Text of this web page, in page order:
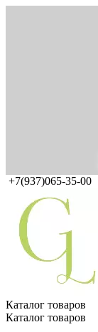
+7(937)065-35-00
Каталог товаров
Каталог товаров